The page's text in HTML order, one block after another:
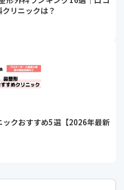
リニックは？
クおすすめ5選【2026年最新